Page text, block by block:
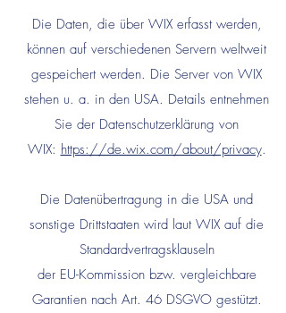
Die Daten, die über WIX erfasst werden,
können auf verschiedenen Servern weltweit
gespeichert werden. Die Server von WIX
stehen u. a. in den USA. Details entnehmen
Sie der Datenschutzerklärung von
WIX: https://de.wix.com/about/privacy.
Die Datenübertragung in die USA und
sonstige Drittstaaten wird laut WIX auf die
Standardvertragsklauseln
der EU-Kommission bzw. vergleichbare
Garantien nach Art. 46 DSGVO gestützt.